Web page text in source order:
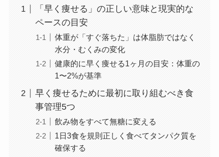
「早く痩せる」の正しい意味と現実的な
ペースの目安
体重が「すぐ落ちた」は体脂肪ではなく
水分・むくみの変化
健康的に早く痩せる1ヶ月の目安：体重の
1〜2%が基準
早く痩せるために最初に取り組むべき食
事管理5つ
飲み物をすべて無糖に変える
1日3食を規則正しく食べてタンパク質を
確保する